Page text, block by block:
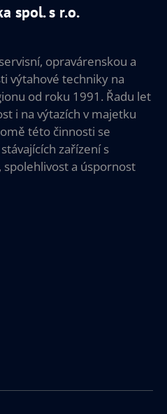
spol. s r.o.
opravárenskou a
výtahové techniky na
od roku 1991. Řadu let
i na výtazích v majetku
této činnosti se
zařízení s
a úspornost